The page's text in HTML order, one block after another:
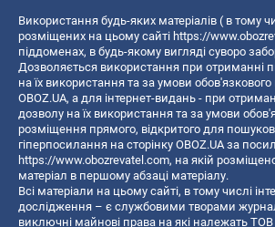
Використання будь-яких матеріалів ( в тому
розміщених на цьому сайті https://
піддоменах, в будь-якому вигляді суворо
Дозволяється використання при отриманні
на їх використання та за умови
OBOZ.UA, а для інтернет-видань - при
дозволу на їх використання та за умови
розміщення прямого, відкритого для
гіперпосилання на сторінку OBOZ.UA за
https://www.obozrevatel.com, на якій
матеріал в першому абзаці матеріалу.
Всі матеріали на цьому сайті, в тому числі
дослідження – є службовими творами
виключні майнові права на які належать